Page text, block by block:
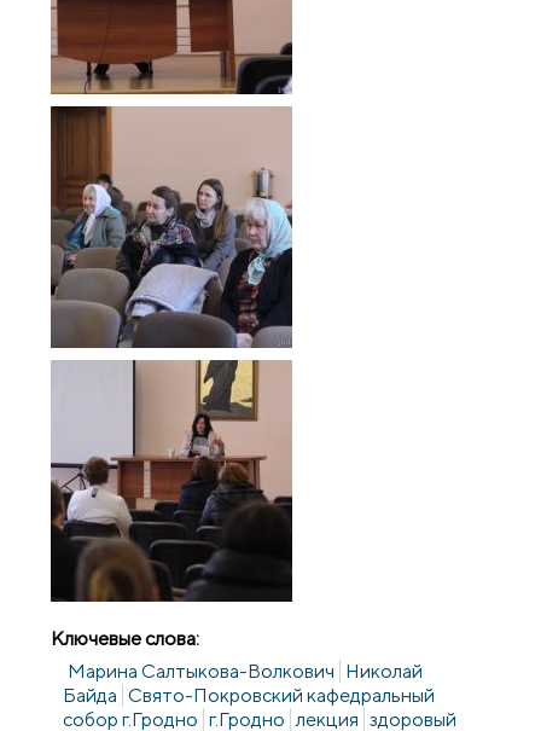
Ключевые слова:
Марина Салтыкова-Волкович Николай
Байда Свято-Покровский кафедральный
собор г.Гродно г.Гродно лекция здоровый